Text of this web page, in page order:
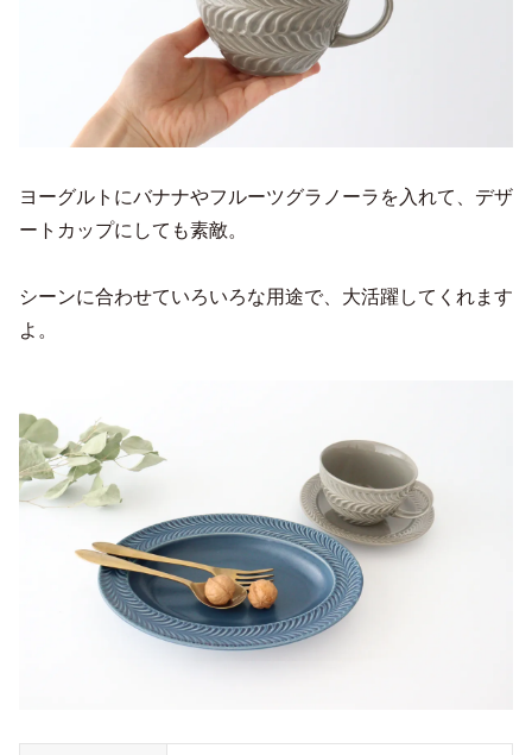
ヨーグルトにバナナやフルーツグラノーラを入れて、デザ
ートカップにしても素敵。
シーンに合わせていろいろな用途で、大活躍してくれます
よ。